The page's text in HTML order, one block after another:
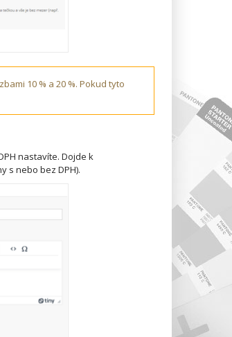
10 % a 20 %. Pokud tyto
nastavíte. Dojde k
s nebo bez DPH).